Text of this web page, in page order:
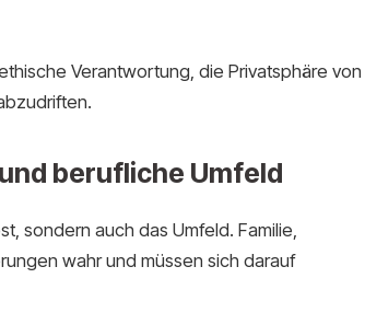
Verantwortung, die Privatsphäre von
berufliche Umfeld
sondern auch das Umfeld. Familie,
wahr und müssen sich darauf